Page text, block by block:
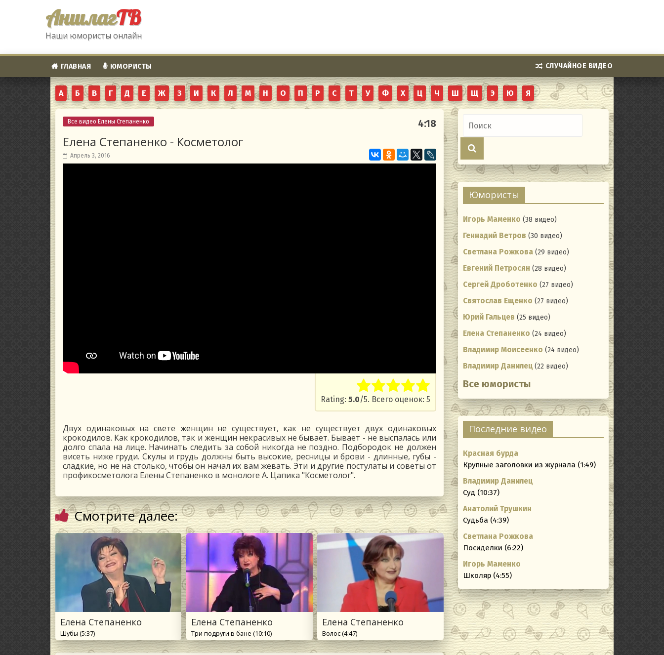
АншлагТВ
Наши юмористы онлайн
ГЛАВНАЯ ЮМОРИСТЫ СЛУЧАЙНОЕ ВИДЕО
А Б В Г Д Е Ж З И К Л М Н О П Р С Т У Ф Х Ц Ч Ш Щ Э Ю Я
Все видео Елены Степаненко 4:18
Елена Степаненко - Косметолог
Апрель 3, 2016
Rate this item:
Submit Rating
Rating: 5.0/5. Всего оценок: 5
Двух одинаковых на свете женщин не существует, как не существует двух одинаковых
крокодилов. Как крокодилов, так и женщин некрасивых не бывает. Бывает - не выспалась или
долго спала на лице. Начинать следить за собой никогда не поздно. Подбородок не должен
висеть ниже груди. Скулы и грудь должны быть высокие, ресницы и брови - длинные, губы -
сладкие, но не на столько, чтобы он начал их вам жевать. Эти и другие постулаты и советы от
профикосметолога Елены Степаненко в монологе А. Цапика "Косметолог".
Смотрите далее:
Елена Степаненко
Шубы (5:37)
Елена Степаненко
Три подруги в бане (10:10)
Елена Степаненко
Волос (4:47)
Юмористы
Игорь Маменко (38 видео)
Геннадий Ветров (30 видео)
Светлана Рожкова (29 видео)
Евгений Петросян (28 видео)
Сергей Дроботенко (27 видео)
Святослав Ещенко (27 видео)
Юрий Гальцев (25 видео)
Елена Степаненко (24 видео)
Владимир Моисеенко (24 видео)
Владимир Данилец (22 видео)
Все юмористы
Последние видео
Красная бурда
Крупные заголовки из журнала (1:49)
Владимир Данилец
Суд (10:37)
Анатолий Трушкин
Судьба (4:39)
Светлана Рожкова
Посиделки (6:22)
Игорь Маменко
Школяр (4:55)